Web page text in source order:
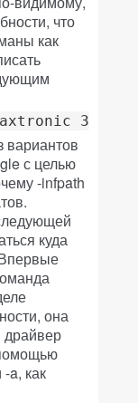
что
как
320»
вариантов
с целью
-infpath
куда
она
драйвер
a, как